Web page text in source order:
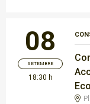
08
SETEMBRE
18:30 h